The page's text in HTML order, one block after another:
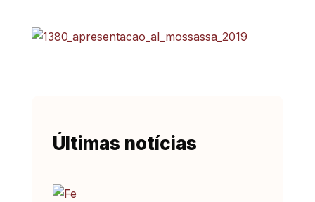
Últimas notícias